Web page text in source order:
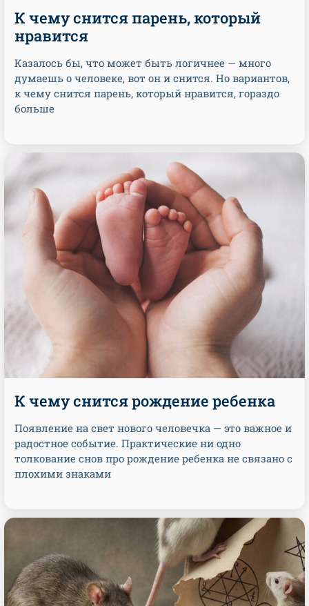
К чему снится парень, который
нравится
Казалось бы, что может быть логичнее — много
думаешь о человеке, вот он и снится. Но вариантов,
к чему снится парень, который нравится, гораздо
больше
К чему снится рождение ребенка
Появление на свет нового человечка — это важное и
радостное событие. Практические ни одно
толкование снов про рождение ребенка не связано с
плохими знаками